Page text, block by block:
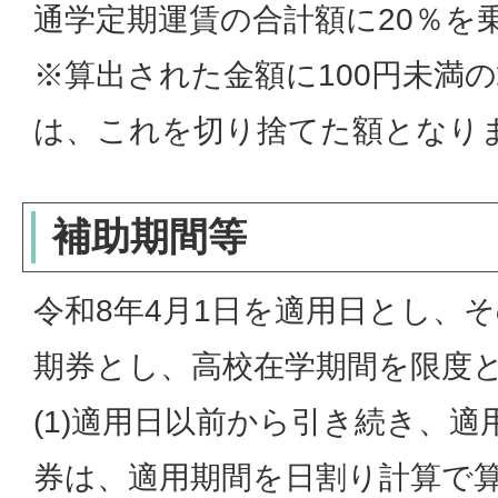
通学定期運賃の合計額に20％を
※算出された金額に100円未満
は、これを切り捨てた額となり
補助期間等
令和8年4月1日を適用日とし、
期券とし、高校在学期間を限度
(1)適用日以前から引き続き、適
券は、適用期間を日割り計算で